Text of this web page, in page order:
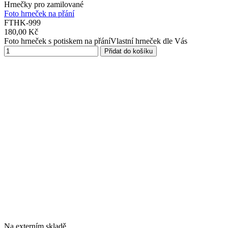
Hrnečky pro zamilované
Foto hrneček na přání
FTHK-999
180,00 Kč
Foto hrneček s potiskem na přáníVlastní hrneček dle Vás
Přidat do košíku